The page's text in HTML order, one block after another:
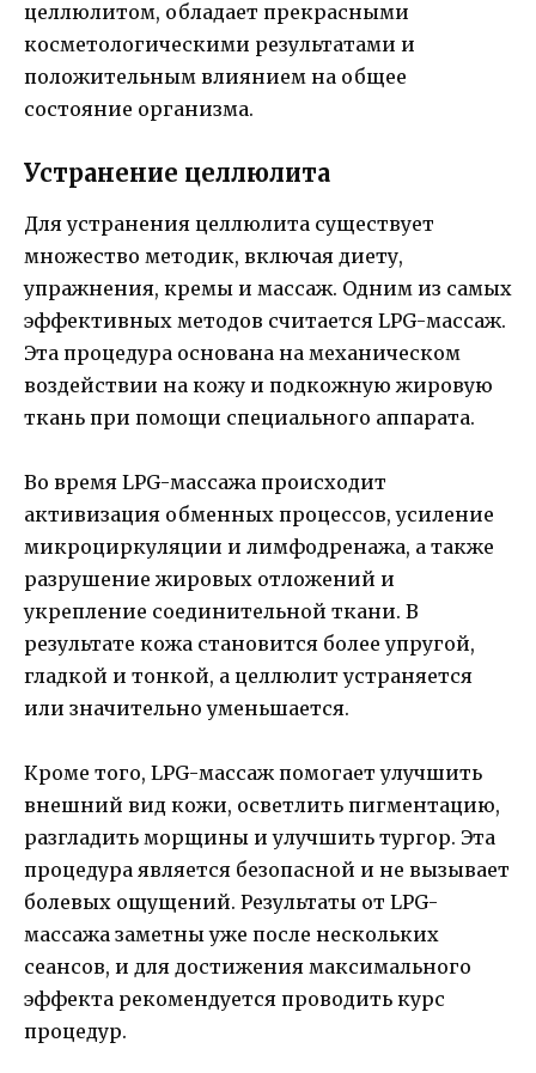
целлюлитом, обладает прекрасными
косметологическими результатами и
положительным влиянием на общее
состояние организма.
Устранение целлюлита
Для устранения целлюлита существует
множество методик, включая диету,
упражнения, кремы и массаж. Одним из самых
эффективных методов считается LPG-массаж.
Эта процедура основана на механическом
воздействии на кожу и подкожную жировую
ткань при помощи специального аппарата.
Во время LPG-массажа происходит
активизация обменных процессов, усиление
микроциркуляции и лимфодренажа, а также
разрушение жировых отложений и
укрепление соединительной ткани. В
результате кожа становится более упругой,
гладкой и тонкой, а целлюлит устраняется
или значительно уменьшается.
Кроме того, LPG-массаж помогает улучшить
внешний вид кожи, осветлить пигментацию,
разгладить морщины и улучшить тургор. Эта
процедура является безопасной и не вызывает
болевых ощущений. Результаты от LPG-
массажа заметны уже после нескольких
сеансов, и для достижения максимального
эффекта рекомендуется проводить курс
процедур.